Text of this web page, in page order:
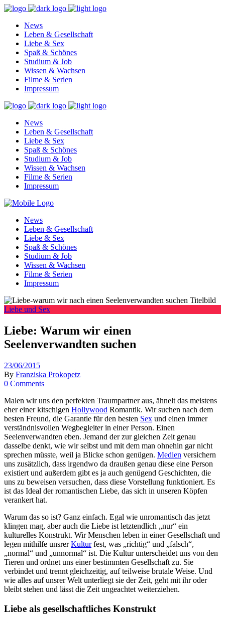
News
Leben & Gesellschaft
Liebe & Sex
Spaß & Schönes
Studium & Job
Wissen & Wachsen
Filme & Serien
Impressum
News
Leben & Gesellschaft
Liebe & Sex
Spaß & Schönes
Studium & Job
Wissen & Wachsen
Filme & Serien
Impressum
News
Leben & Gesellschaft
Liebe & Sex
Spaß & Schönes
Studium & Job
Wissen & Wachsen
Filme & Serien
Impressum
Liebe und Sex
Liebe: Warum wir einen
Seelenverwandten suchen
23/06/2015
By Franziska Prokopetz
0 Comments
Malen wir uns den perfekten Traumpartner aus, ähnelt das meistens
eher einer kitschigen Hollywood Romantik. Wir suchen nach dem
besten Freund, die Garantie für den besten Sex und einen immer
verständnisvollen Wegbegleiter in einer Person. Einen
Seelenverwandten eben. Jemand der zur gleichen Zeit genau
dasselbe denkt, wie wir selbst und mit dem man ohnehin gar nicht
sprechen müsste, weil ja Blicke schon genügen. Medien versichern
uns zusätzlich, dass irgendwo da draußen genau diese eine Person
existiert und außerdem gibt es ja auch genügend Geschichten, die
uns zu beweisen versuchen, dass diese Vorstellung funktioniert. Es
ist das Ideal der romantischen Liebe, das sich in unseren Köpfen
verankert hat.
Warum das so ist? Ganz einfach. Egal wie unromantisch das jetzt
klingen mag, aber auch die Liebe ist letztendlich „nur“ ein
kulturelles Konstrukt. Wir Menschen leben in einer Gesellschaft und
legen mithilfe unsrerKulturfest, was „richtig“ und „falsch“,
„normal“ und „unnormal“ ist. Die Kultur unterscheidet uns von den
Tieren und ordnet uns einer bestimmten Gesellschaft zu. Sie
verbindet und trennt gleichzeitig, auf teilweise brutale Weise. Und
wie alles auf unsrer Welt unterliegt sie der Zeit, geht mit ihr oder
bleibt stehen und lässt die Zeit ungeachtet weiterziehen.
Liebe als gesellschaftliches Konstrukt